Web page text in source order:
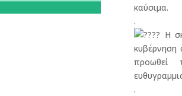
καύσιμα.
.
Η
κυβέρνηση
προωθεί
.